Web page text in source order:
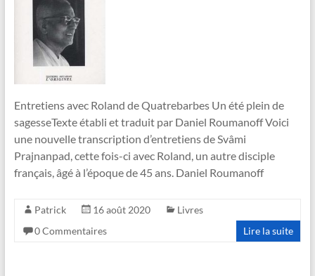
Entretiens avec Roland de Quatrebarbes Un été plein de
sagesseTexte établi et traduit par Daniel Roumanoff Voici
une nouvelle transcription d’entretiens de Svâmi
Prajnanpad, cette fois-ci avec Roland, un autre disciple
français, âgé à l’époque de 45 ans. Daniel Roumanoff
Patrick 16 août 2020
Livres
0 Commentaires
Lire la suite